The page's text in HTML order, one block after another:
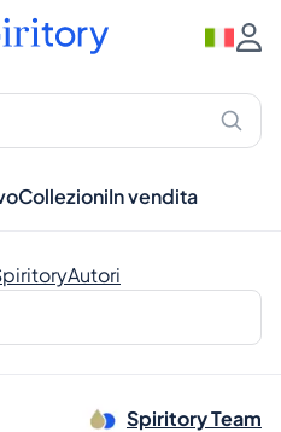
CollezioniIn vendita
Autori
Spiritory Team